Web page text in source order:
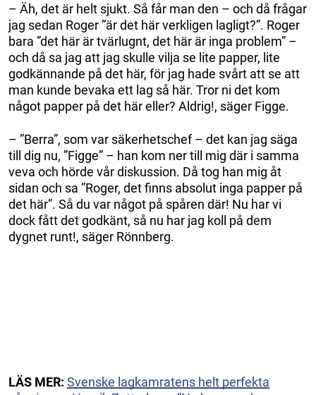
– Äh, det är helt sjukt. Så får man den – och då frågar
jag sedan Roger ”är det här verkligen lagligt?”. Roger
bara ”det här är tvärlugnt, det här är inga problem” –
och då sa jag att jag skulle vilja se lite papper, lite
godkännande på det här, för jag hade svårt att se att
man kunde bevaka ett lag så här. Tror ni det kom
något papper på det här eller? Aldrig!, säger Figge.
– ”Berra”, som var säkerhetschef – det kan jag säga
till dig nu, ”Figge” – han kom ner till mig där i samma
veva och hörde vår diskussion. Då tog han mig åt
sidan och sa ”Roger, det finns absolut inga papper på
det här”. Så du var något på spåren där! Nu har vi
dock fått det godkänt, så nu har jag koll på dem
dygnet runt!, säger Rönnberg.
LÄS MER: Svenske lagkamratens helt perfekta